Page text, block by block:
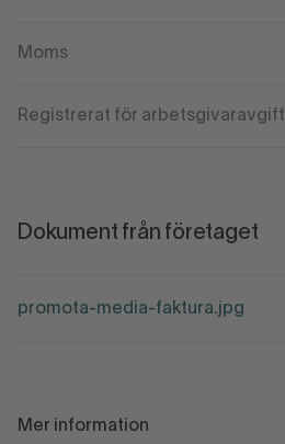
Moms
Registrerat för arbetsgivaravgift
Dokument från företaget
promota-media-faktura.jpg
Mer information